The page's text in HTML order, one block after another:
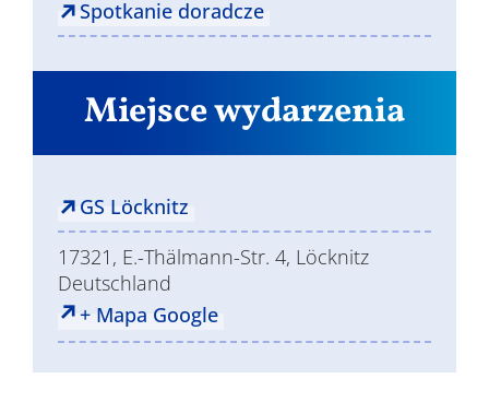
Spotkanie doradcze
Miejsce wydarzenia
GS Löcknitz
17321, E.-Thälmann-Str. 4, Löcknitz
Deutschland
+ Mapa Google